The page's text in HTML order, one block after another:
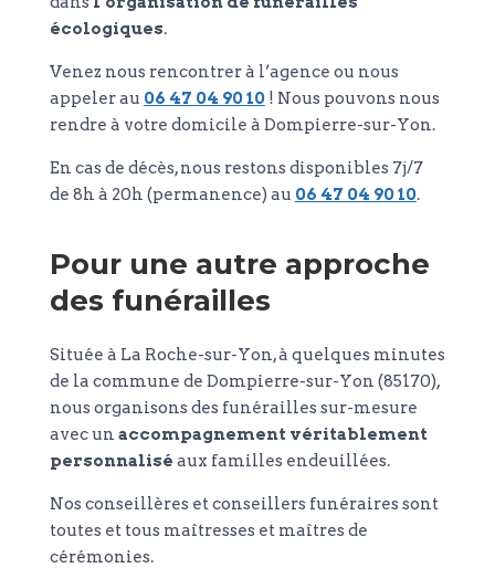
écologiques.
Venez nous rencontrer à l’agence ou nous
appeler au 06 47 04 90 10! Nous pouvons nous
rendre à votre domicile à Dompierre-sur-Yon.
En cas de décès, nous restons disponibles 7j/7
de 8h à 20h (permanence) au 06 47 04 90 10.
Pour une autre approche
des funérailles
Située à La Roche-sur-Yon, à quelques minutes
de la commune de Dompierre-sur-Yon (85170),
nous organisons des funérailles sur-mesure
avec un accompagnement véritablement
personnalisé aux familles endeuillées.
Nos conseillères et conseillers funéraires sont
toutes et tous maîtresses et maîtres de
cérémonies.